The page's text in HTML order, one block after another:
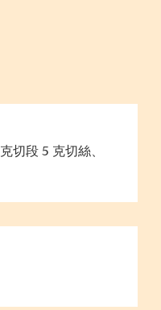
克切段 5 克切絲、